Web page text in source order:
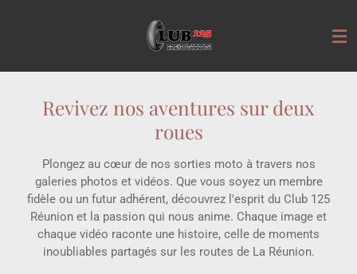
Revivez nos aventures sur deux
roues
Plongez au cœur de nos sorties moto à travers nos
galeries photos et vidéos. Que vous soyez un membre
fidèle ou un futur adhérent, découvrez l'esprit du Club 125
Réunion et la passion qui nous anime. Chaque image et
chaque vidéo raconte une histoire, celle de moments
inoubliables partagés sur les routes de La Réunion.